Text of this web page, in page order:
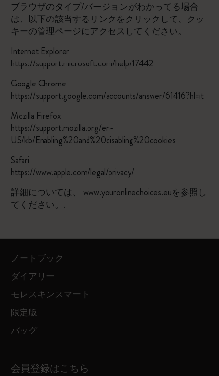
ブラウザのタイプ/バージョンがわかってる場合
は、以下の該当するリンクをクリックして、クッ
キーの管理ページにアクセスしてください。
Internet Explorer
https://support.microsoft.com/help/17442
Google Chrome
https://support.google.com/accounts/answer/61416?hl=it
Mozilla Firefox
https://support.mozilla.org/en-
US/kb/Enabling%20and%20disabling%20cookies
Safari
https://www.apple.com/legal/privacy/
詳細については、 www.youronlinechoices.euを参照し
てください。 .
ノートブック
ダイアリー
モレスキンスマート
限定版
バッグ
会員登録はこちら